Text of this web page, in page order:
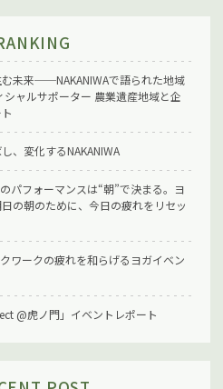
未来──NAKANIWAで語られた地域
ャルサポーター 農業遺産地域と企
、変化するNAKANIWA
パフォーマンスは“朝”で決まる。ヨ
の朝のために、今日の疲れをリセッ
ワークの疲れを和らげるヨガイベン
@虎ノ門」イベントレポート